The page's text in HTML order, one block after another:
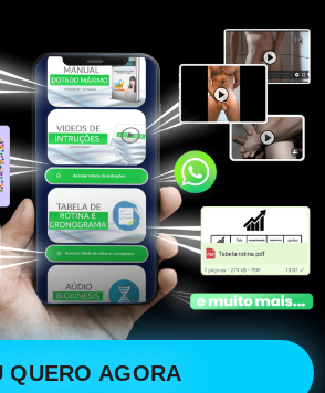
QUERO AGORA